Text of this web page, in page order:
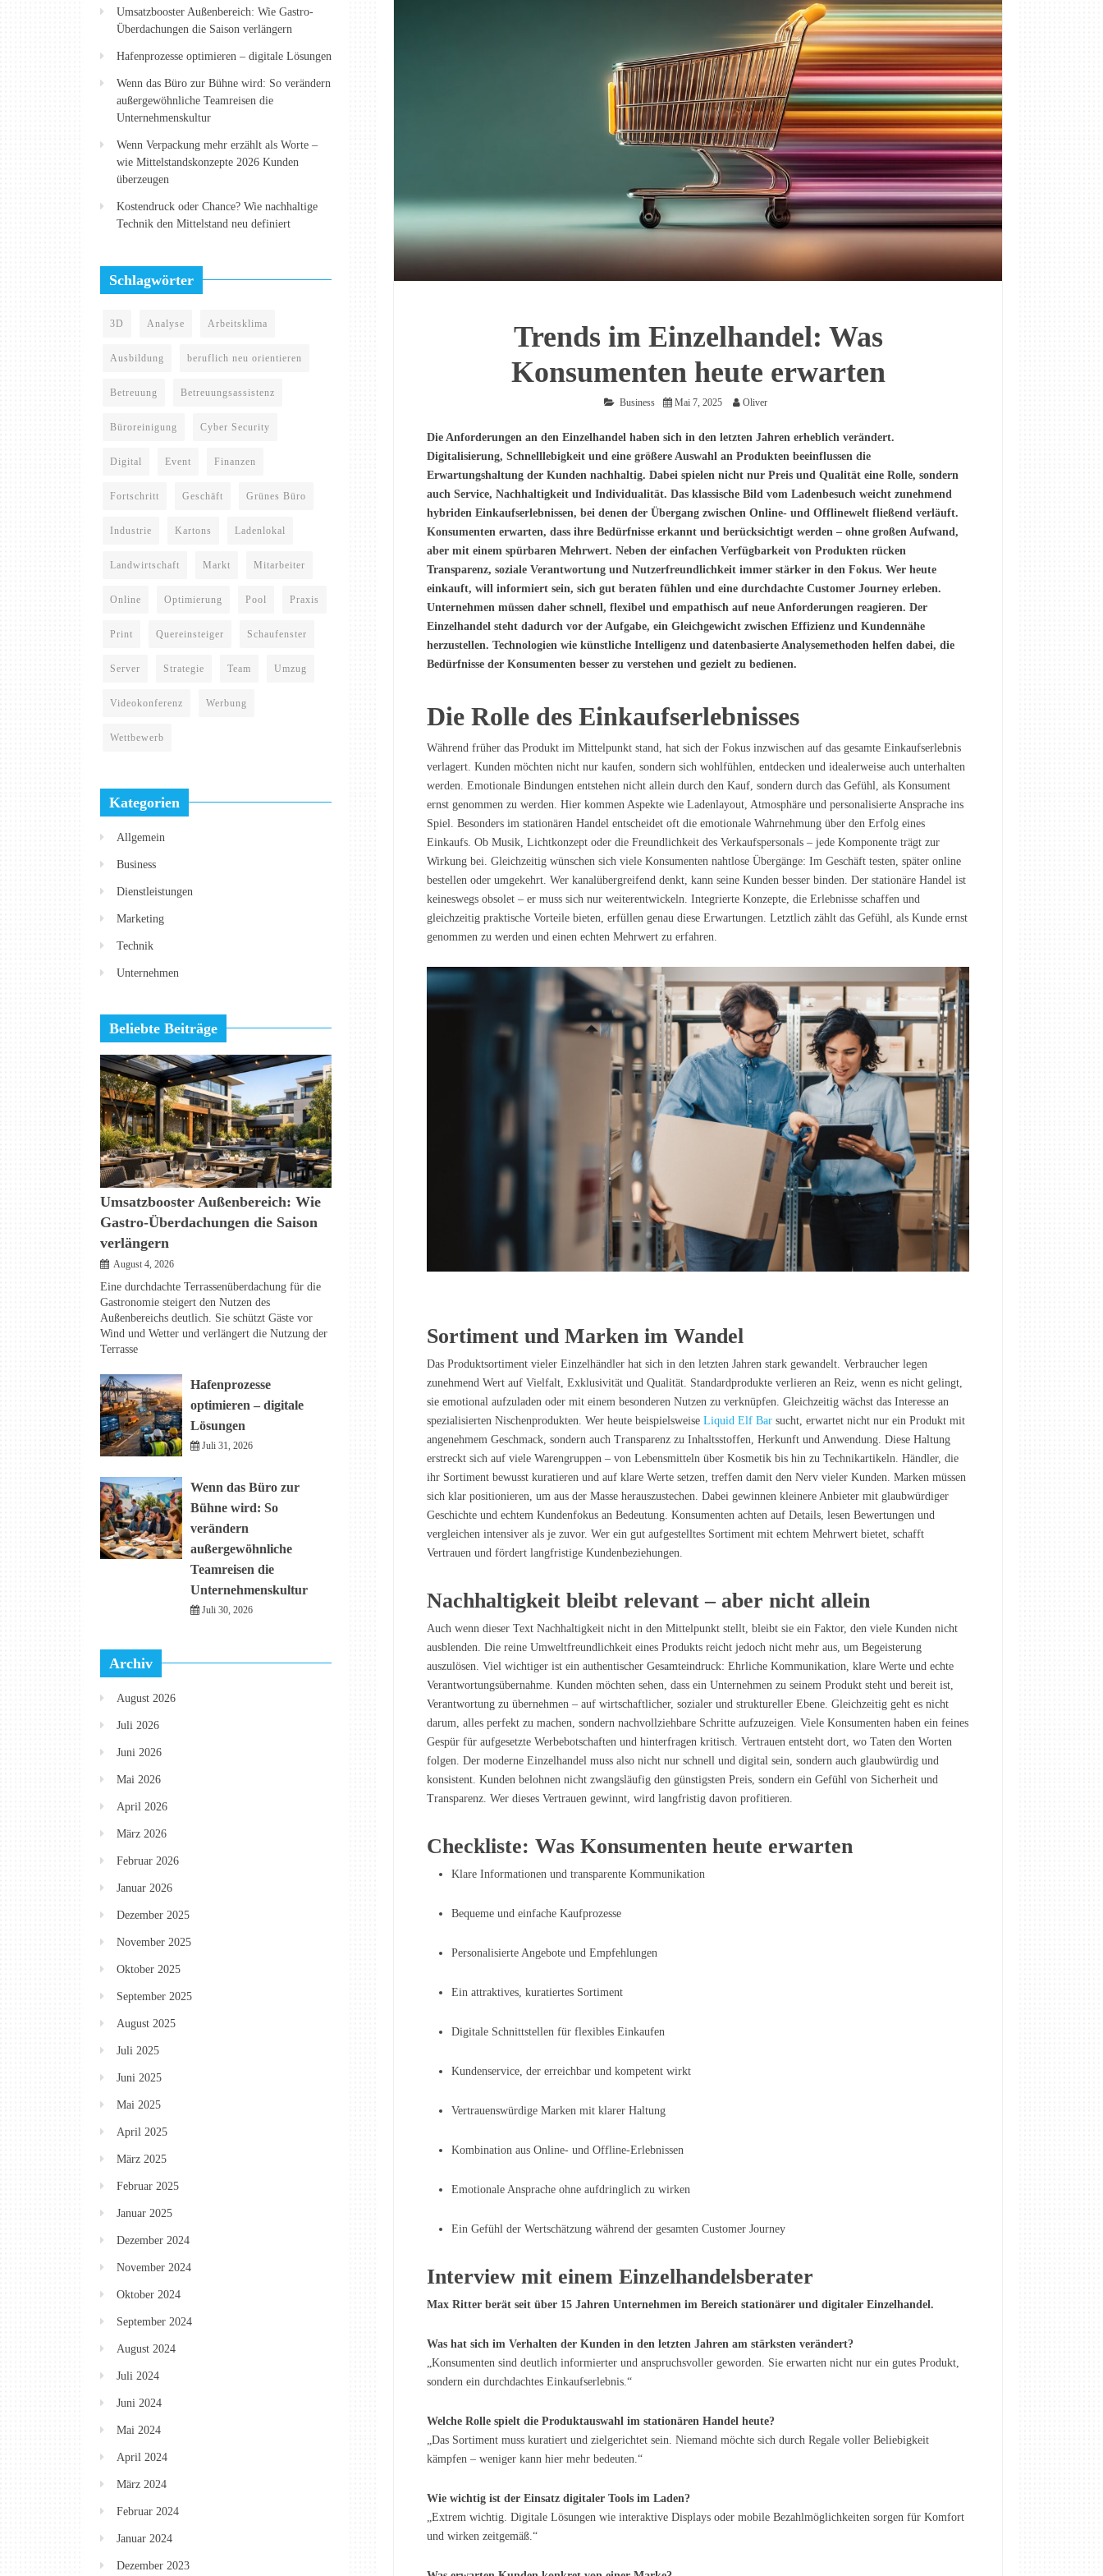
Trends im Einzelhandel: Was
Konsumenten heute erwarten
Business Mai 7, 2025 Oliver
Die Anforderungen an den Einzelhandel haben sich in den letzten Jahren erheblich verändert.
Digitalisierung, Schnelllebigkeit und eine größere Auswahl an Produkten beeinflussen die
Erwartungshaltung der Kunden nachhaltig. Dabei spielen nicht nur Preis und Qualität eine Rolle, sondern
auch Service, Nachhaltigkeit und Individualität. Das klassische Bild vom Ladenbesuch weicht zunehmend
hybriden Einkaufserlebnissen, bei denen der Übergang zwischen Online- und Offlinewelt fließend verläuft.
Konsumenten erwarten, dass ihre Bedürfnisse erkannt und berücksichtigt werden – ohne großen Aufwand,
aber mit einem spürbaren Mehrwert. Neben der einfachen Verfügbarkeit von Produkten rücken
Transparenz, soziale Verantwortung und Nutzerfreundlichkeit immer stärker in den Fokus. Wer heute
einkauft, will informiert sein, sich gut beraten fühlen und eine durchdachte Customer Journey erleben.
Unternehmen müssen daher schnell, flexibel und empathisch auf neue Anforderungen reagieren. Der
Einzelhandel steht dadurch vor der Aufgabe, ein Gleichgewicht zwischen Effizienz und Kundennähe
herzustellen. Technologien wie künstliche Intelligenz und datenbasierte Analysemethoden helfen dabei, die
Bedürfnisse der Konsumenten besser zu verstehen und gezielt zu bedienen.
Die Rolle des Einkaufserlebnisses
Während früher das Produkt im Mittelpunkt stand, hat sich der Fokus inzwischen auf das gesamte Einkaufserlebnis
verlagert. Kunden möchten nicht nur kaufen, sondern sich wohlfühlen, entdecken und idealerweise auch unterhalten
werden. Emotionale Bindungen entstehen nicht allein durch den Kauf, sondern durch das Gefühl, als Konsument
ernst genommen zu werden. Hier kommen Aspekte wie Ladenlayout, Atmosphäre und personalisierte Ansprache ins
Spiel. Besonders im stationären Handel entscheidet oft die emotionale Wahrnehmung über den Erfolg eines
Einkaufs. Ob Musik, Lichtkonzept oder die Freundlichkeit des Verkaufspersonals – jede Komponente trägt zur
Wirkung bei. Gleichzeitig wünschen sich viele Konsumenten nahtlose Übergänge: Im Geschäft testen, später online
bestellen oder umgekehrt. Wer kanalübergreifend denkt, kann seine Kunden besser binden. Der stationäre Handel ist
keineswegs obsolet – er muss sich nur weiterentwickeln. Integrierte Konzepte, die Erlebnisse schaffen und
gleichzeitig praktische Vorteile bieten, erfüllen genau diese Erwartungen. Letztlich zählt das Gefühl, als Kunde ernst
genommen zu werden und einen echten Mehrwert zu erfahren.
Sortiment und Marken im Wandel
Das Produktsortiment vieler Einzelhändler hat sich in den letzten Jahren stark gewandelt. Verbraucher legen
zunehmend Wert auf Vielfalt, Exklusivität und Qualität. Standardprodukte verlieren an Reiz, wenn es nicht gelingt,
sie emotional aufzuladen oder mit einem besonderen Nutzen zu verknüpfen. Gleichzeitig wächst das Interesse an
spezialisierten Nischenprodukten. Wer heute beispielsweise Liquid Elf Bar sucht, erwartet nicht nur ein Produkt mit
angenehmem Geschmack, sondern auch Transparenz zu Inhaltsstoffen, Herkunft und Anwendung. Diese Haltung
erstreckt sich auf viele Warengruppen – von Lebensmitteln über Kosmetik bis hin zu Technikartikeln. Händler, die
ihr Sortiment bewusst kuratieren und auf klare Werte setzen, treffen damit den Nerv vieler Kunden. Marken müssen
sich klar positionieren, um aus der Masse herauszustechen. Dabei gewinnen kleinere Anbieter mit glaubwürdiger
Geschichte und echtem Kundenfokus an Bedeutung. Konsumenten achten auf Details, lesen Bewertungen und
vergleichen intensiver als je zuvor. Wer ein gut aufgestelltes Sortiment mit echtem Mehrwert bietet, schafft
Vertrauen und fördert langfristige Kundenbeziehungen.
Nachhaltigkeit bleibt relevant – aber nicht allein
Auch wenn dieser Text Nachhaltigkeit nicht in den Mittelpunkt stellt, bleibt sie ein Faktor, den viele Kunden nicht
ausblenden. Die reine Umweltfreundlichkeit eines Produkts reicht jedoch nicht mehr aus, um Begeisterung
auszulösen. Viel wichtiger ist ein authentischer Gesamteindruck: Ehrliche Kommunikation, klare Werte und echte
Verantwortungsübernahme. Kunden möchten sehen, dass ein Unternehmen zu seinem Produkt steht und bereit ist,
Verantwortung zu übernehmen – auf wirtschaftlicher, sozialer und struktureller Ebene. Gleichzeitig geht es nicht
darum, alles perfekt zu machen, sondern nachvollziehbare Schritte aufzuzeigen. Viele Konsumenten haben ein feines
Gespür für aufgesetzte Werbebotschaften und hinterfragen kritisch. Vertrauen entsteht dort, wo Taten den Worten
folgen. Der moderne Einzelhandel muss also nicht nur schnell und digital sein, sondern auch glaubwürdig und
konsistent. Kunden belohnen nicht zwangsläufig den günstigsten Preis, sondern ein Gefühl von Sicherheit und
Transparenz. Wer dieses Vertrauen gewinnt, wird langfristig davon profitieren.
Checkliste: Was Konsumenten heute erwarten
Klare Informationen und transparente Kommunikation
Bequeme und einfache Kaufprozesse
Personalisierte Angebote und Empfehlungen
Ein attraktives, kuratiertes Sortiment
Digitale Schnittstellen für flexibles Einkaufen
Kundenservice, der erreichbar und kompetent wirkt
Vertrauenswürdige Marken mit klarer Haltung
Kombination aus Online- und Offline-Erlebnissen
Emotionale Ansprache ohne aufdringlich zu wirken
Ein Gefühl der Wertschätzung während der gesamten Customer Journey
Interview mit einem Einzelhandelsberater
Max Ritter berät seit über 15 Jahren Unternehmen im Bereich stationärer und digitaler Einzelhandel.
Was hat sich im Verhalten der Kunden in den letzten Jahren am stärksten verändert?
„Konsumenten sind deutlich informierter und anspruchsvoller geworden. Sie erwarten nicht nur ein gutes Produkt,
sondern ein durchdachtes Einkaufserlebnis.“
Welche Rolle spielt die Produktauswahl im stationären Handel heute?
„Das Sortiment muss kuratiert und zielgerichtet sein. Niemand möchte sich durch Regale voller Beliebigkeit
kämpfen – weniger kann hier mehr bedeuten.“
Wie wichtig ist der Einsatz digitaler Tools im Laden?
„Extrem wichtig. Digitale Lösungen wie interaktive Displays oder mobile Bezahlmöglichkeiten sorgen für Komfort
und wirken zeitgemäß.“
Umsatzbooster Außenbereich: Wie Gastro-
Überdachungen die Saison verlängern
Hafenprozesse optimieren – digitale Lösungen
Wenn das Büro zur Bühne wird: So verändern
außergewöhnliche Teamreisen die
Unternehmenskultur
Wenn Verpackung mehr erzählt als Worte –
wie Mittelstandskonzepte 2026 Kunden
überzeugen
Kostendruck oder Chance? Wie nachhaltige
Technik den Mittelstand neu definiert
Schlagwörter
3D Analyse Arbeitsklima
Ausbildung beruflich neu orientieren
Betreuung Betreuungsassistenz
Büroreinigung Cyber Security
Digital Event Finanzen
Fortschritt Geschäft Grünes Büro
Industrie Kartons Ladenlokal
Landwirtschaft Markt Mitarbeiter
Online Optimierung Pool Praxis
Print Quereinsteiger Schaufenster
Server Strategie Team Umzug
Videokonferenz Werbung
Wettbewerb
Kategorien
Allgemein
Business
Dienstleistungen
Marketing
Technik
Unternehmen
Beliebte Beiträge
Umsatzbooster Außenbereich: Wie
Gastro-Überdachungen die Saison
verlängern
August 4, 2026
Eine durchdachte Terrassenüberdachung für die
Gastronomie steigert den Nutzen des
Außenbereichs deutlich. Sie schützt Gäste vor
Wind und Wetter und verlängert die Nutzung der
Terrasse
Hafenprozesse
optimieren – digitale
Lösungen
Juli 31, 2026
Wenn das Büro zur
Bühne wird: So
verändern
außergewöhnliche
Teamreisen die
Unternehmenskultur
Juli 30, 2026
Archiv
August 2026
Juli 2026
Juni 2026
Mai 2026
April 2026
März 2026
Februar 2026
Januar 2026
Dezember 2025
November 2025
Oktober 2025
September 2025
August 2025
Juli 2025
Juni 2025
Mai 2025
April 2025
März 2025
Februar 2025
Januar 2025
Dezember 2024
November 2024
Oktober 2024
September 2024
August 2024
Juli 2024
Juni 2024
Mai 2024
April 2024
März 2024
Februar 2024
Januar 2024
Dezember 2023